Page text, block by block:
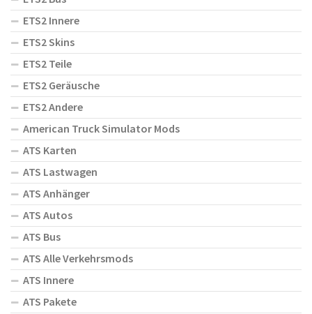
ETS2 Innere
ETS2 Skins
ETS2 Teile
ETS2 Geräusche
ETS2 Andere
American Truck Simulator Mods
ATS Karten
ATS Lastwagen
ATS Anhänger
ATS Autos
ATS Bus
ATS Alle Verkehrsmods
ATS Innere
ATS Pakete